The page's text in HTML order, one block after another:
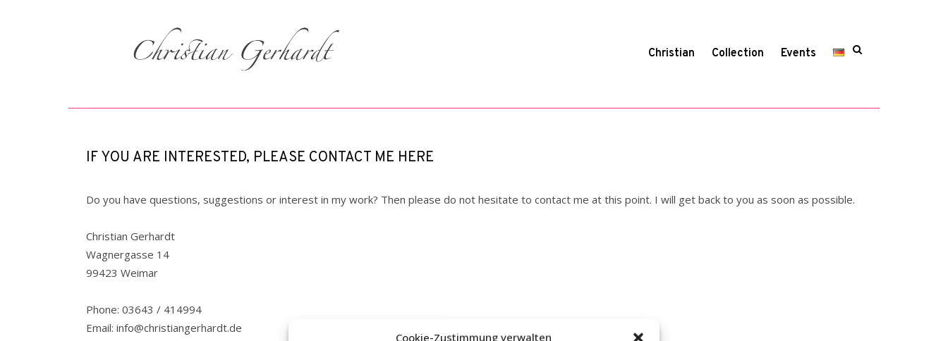
Cookie-Zustimmung verwalten
Christian Collection Events
IF YOU ARE INTERESTED, PLEASE CONTACT ME HERE
Do you have questions, suggestions or interest in my work? Then please do not hesitate to contact me at this point. I will get back to you as soon as possible.
Christian Gerhardt
Wagnergasse 14
99423 Weimar
Phone: 03643 / 414994
Email: info@christiangerhardt.de